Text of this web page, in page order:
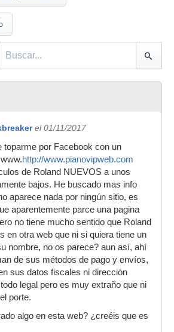
el 01/11/2017
toparme por Facebook con un
http://www.pianovipweb.com
de Roland NUEVOS a unos
bajos. He buscado mas info
aparece nada por ningún sitio, es
aparentemente parce una pagina
no tiene mucho sentido que Roland
en otra web que ni si quiera tiene un
nombre, no os parece? aun así, ahí
de sus métodos de pago y envíos,
sus datos fiscales ni dirección
legal pero es muy extraño que ni
porte.
algo en esta web? ¿creéis que es